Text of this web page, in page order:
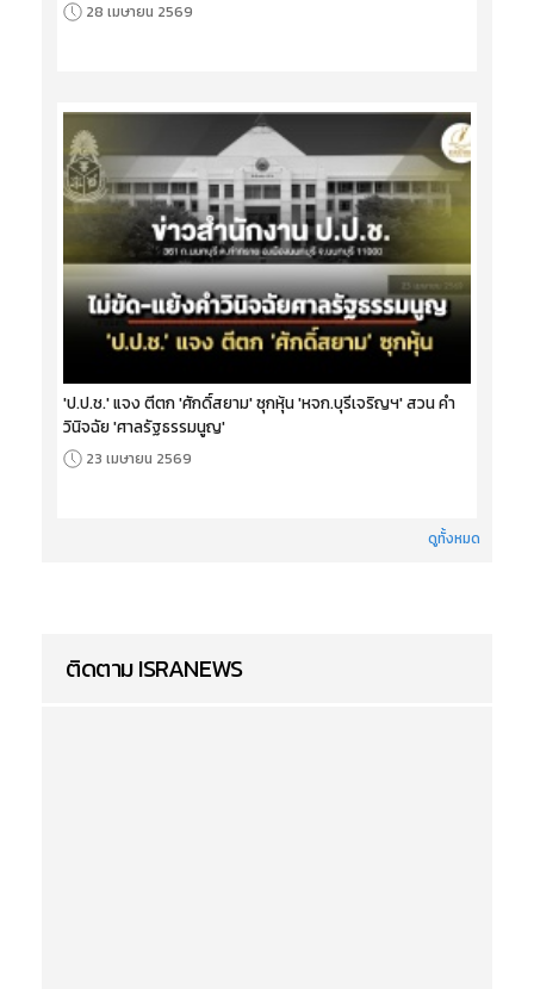
28 เมษายน 2569
'ป.ป.ช.' แจง ตีตก 'ศักดิ์สยาม' ซุกหุ้น 'หจก.บุรีเจริญฯ' สวน คำ
วินิจฉัย 'ศาลรัฐธรรมนูญ'
23 เมษายน 2569
ดูทั้งหมด
ติดตาม ISRANEWS